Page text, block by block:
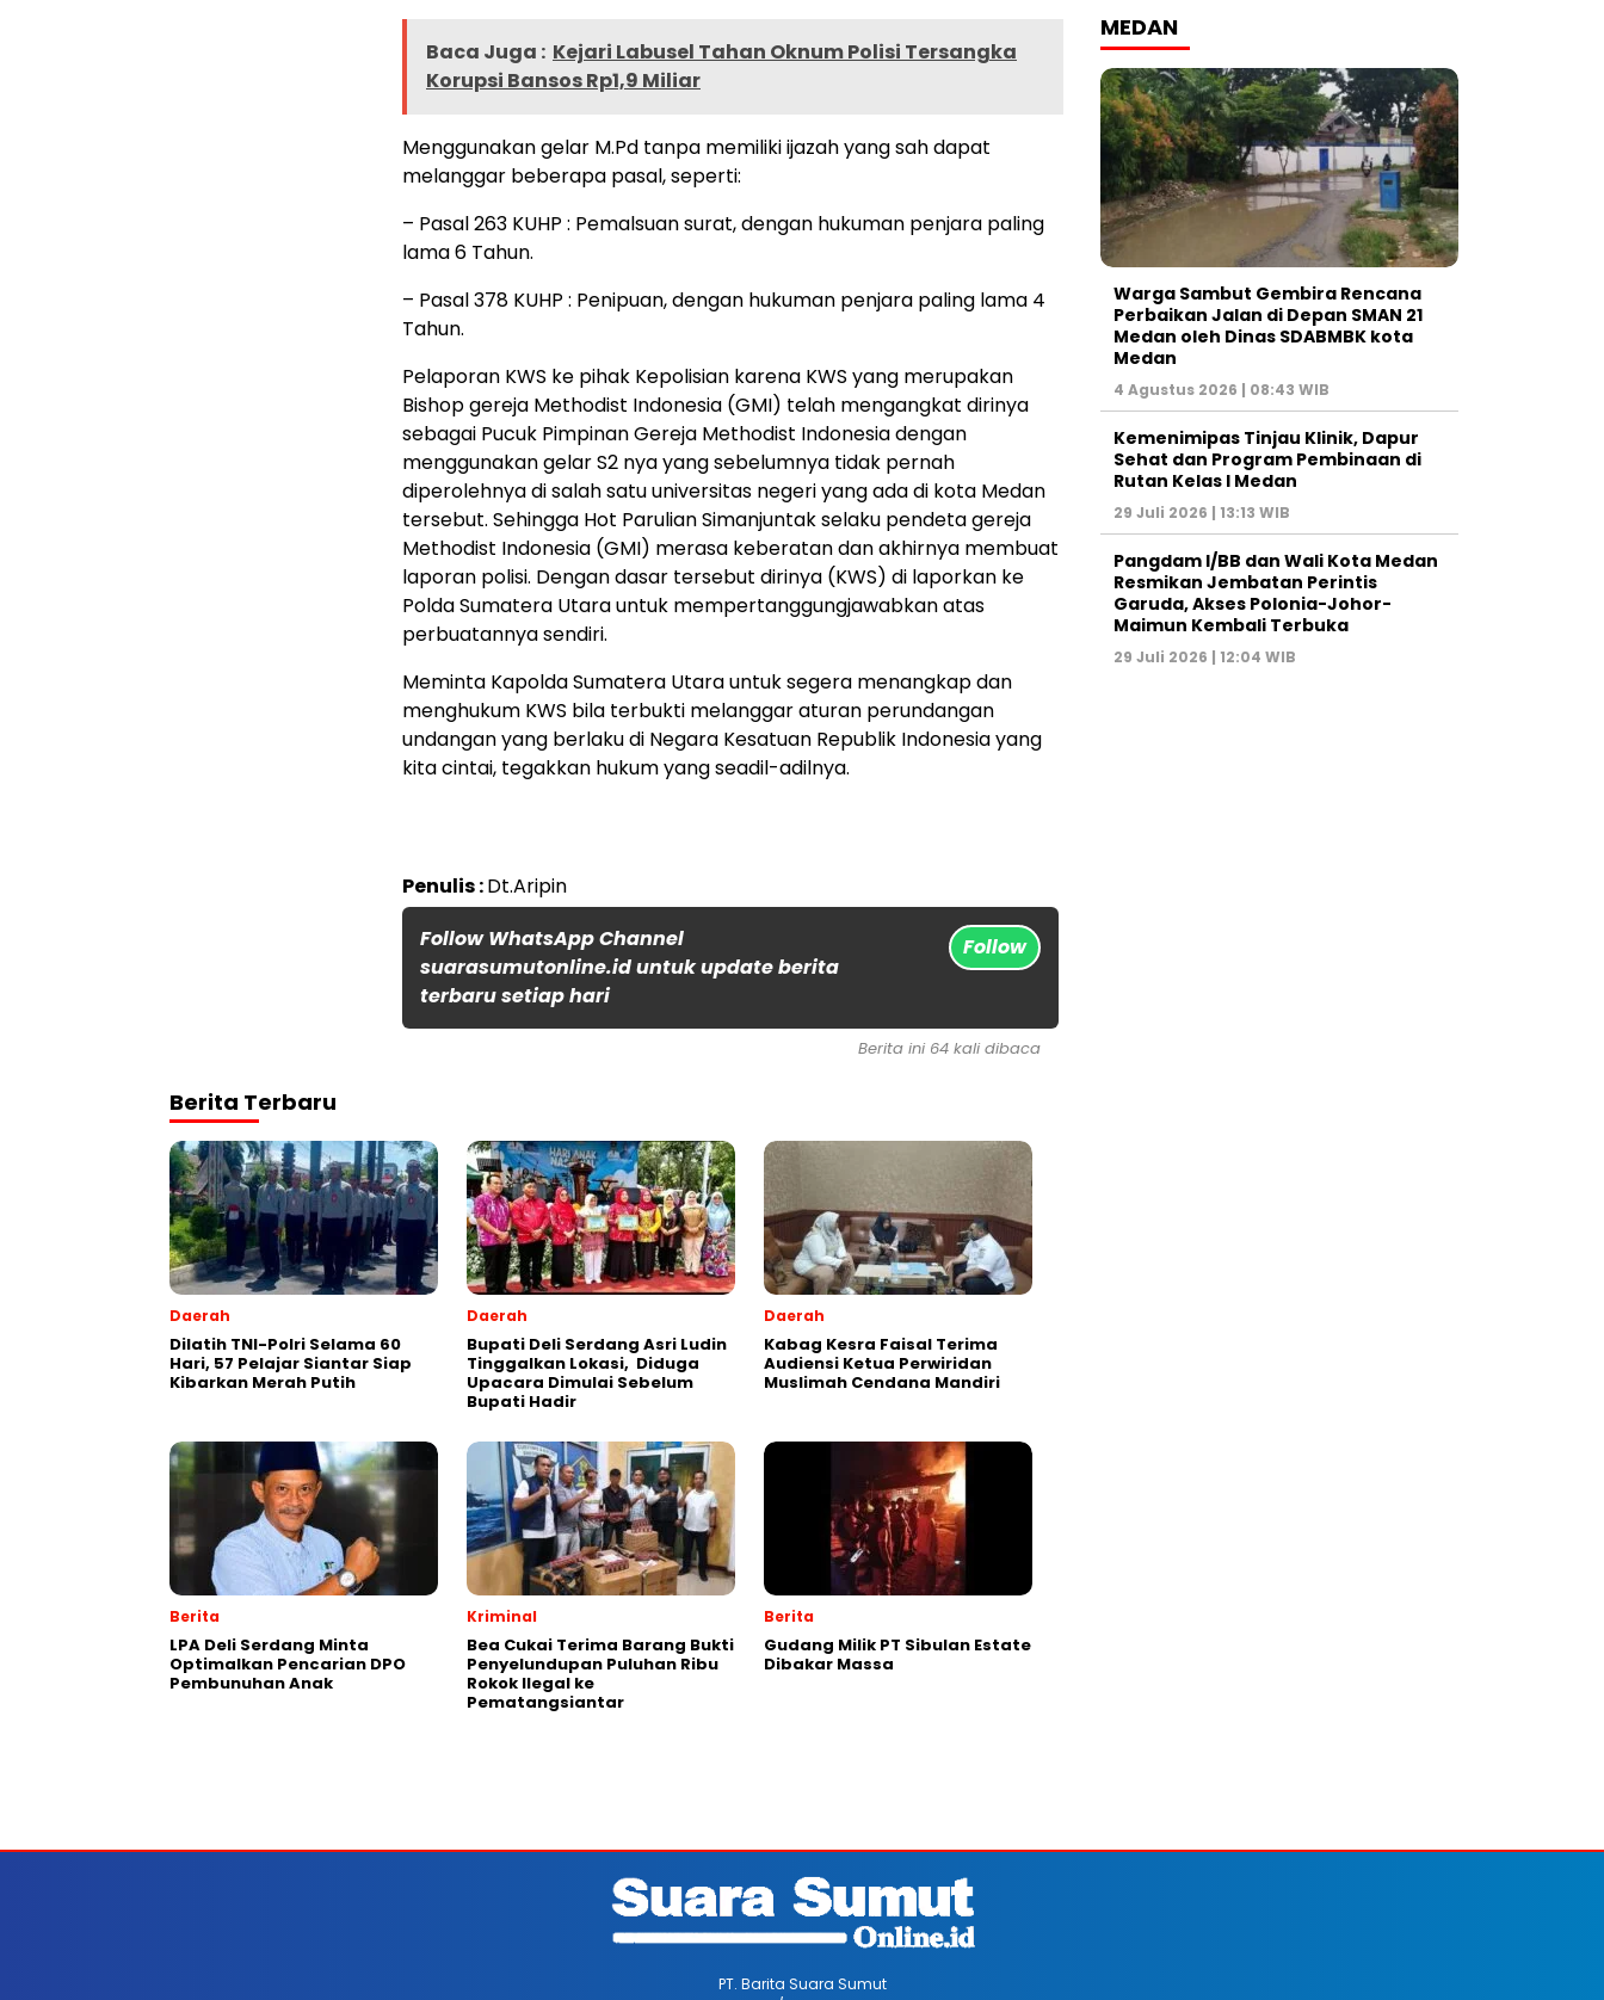
Baca Juga : Kejari Labusel Tahan Oknum Polisi Tersangka
Korupsi Bansos Rp1,9 Miliar
Menggunakan gelar M.Pd tanpa memiliki ijazah yang sah dapat
melanggar beberapa pasal, seperti:
– Pasal 263 KUHP : Pemalsuan surat, dengan hukuman penjara paling
lama 6 Tahun.
– Pasal 378 KUHP : Penipuan, dengan hukuman penjara paling lama 4
Tahun.
Pelaporan KWS ke pihak Kepolisian karena KWS yang merupakan
Bishop gereja Methodist Indonesia (GMI) telah mengangkat dirinya
sebagai Pucuk Pimpinan Gereja Methodist Indonesia dengan
menggunakan gelar S2 nya yang sebelumnya tidak pernah
diperolehnya di salah satu universitas negeri yang ada di kota Medan
tersebut. Sehingga Hot Parulian Simanjuntak selaku pendeta gereja
Methodist Indonesia (GMI) merasa keberatan dan akhirnya membuat
laporan polisi. Dengan dasar tersebut dirinya (KWS) di laporkan ke
Polda Sumatera Utara untuk mempertanggungjawabkan atas
perbuatannya sendiri.
Meminta Kapolda Sumatera Utara untuk segera menangkap dan
menghukum KWS bila terbukti melanggar aturan perundangan
undangan yang berlaku di Negara Kesatuan Republik Indonesia yang
kita cintai, tegakkan hukum yang seadil-adilnya.
Penulis :Dt.Aripin
Follow WhatsApp Channel
suarasumutonline.id untuk update berita
terbaru setiap hari
Follow
Berita ini 64 kali dibaca
Berita Terbaru
Daerah
Dilatih TNI-Polri Selama 60
Hari, 57 Pelajar Siantar Siap
Kibarkan Merah Putih
Daerah
Bupati Deli Serdang Asri Ludin
Tinggalkan Lokasi, Diduga
Upacara Dimulai Sebelum
Bupati Hadir
Daerah
Kabag Kesra Faisal Terima
Audiensi Ketua Perwiridan
Muslimah Cendana Mandiri
Berita
LPA Deli Serdang Minta
Optimalkan Pencarian DPO
Pembunuhan Anak
Kriminal
Bea Cukai Terima Barang Bukti
Penyelundupan Puluhan Ribu
Rokok Ilegal ke
Pematangsiantar
Berita
Gudang Milik PT Sibulan Estate
Dibakar Massa
MEDAN
Warga Sambut Gembira Rencana
Perbaikan Jalan di Depan SMAN 21
Medan oleh Dinas SDABMBK kota
Medan
4 Agustus 2026 | 08:43 WIB
Kemenimipas Tinjau Klinik, Dapur
Sehat dan Program Pembinaan di
Rutan Kelas I Medan
29 Juli 2026 | 13:13 WIB
Pangdam I/BB dan Wali Kota Medan
Resmikan Jembatan Perintis
Garuda, Akses Polonia-Johor-
Maimun Kembali Terbuka
29 Juli 2026 | 12:04 WIB
PT. Barita Suara Sumut